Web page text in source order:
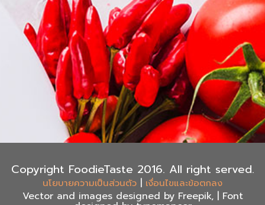
Copyright FoodieTaste 2016. All right served.
นโยบายความเป็นส่วนตัว | เงื่อนไขและข้อตกลง
Vector and images designed by Freepik, | Font